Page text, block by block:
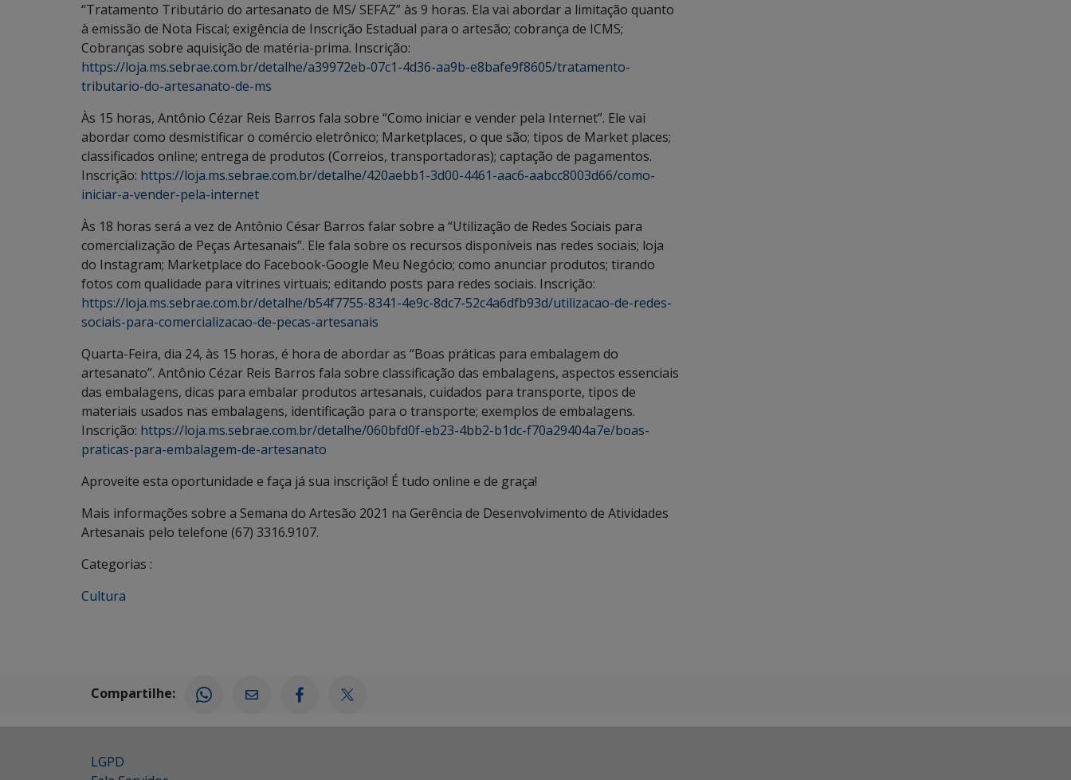
“Tratamento Tributário do artesanato de MS/ SEFAZ” às 9 horas. Ela vai abordar a limitação quanto
à emissão de Nota Fiscal; exigência de Inscrição Estadual para o artesão; cobrança de ICMS;
Cobranças sobre aquisição de matéria-prima. Inscrição:
https://loja.ms.sebrae.com.br/detalhe/a39972eb-07c1-4d36-aa9b-e8bafe9f8605/tratamento-
tributario-do-artesanato-de-ms
Às 15 horas, Antônio Cézar Reis Barros fala sobre “Como iniciar e vender pela Internet”. Ele vai
abordar como desmistificar o comércio eletrônico; Marketplaces, o que são; tipos de Market places;
classificados online; entrega de produtos (Correios, transportadoras); captação de pagamentos.
Inscrição: https://loja.ms.sebrae.com.br/detalhe/420aebb1-3d00-4461-aac6-aabcc8003d66/como-
iniciar-a-vender-pela-internet
Às 18 horas será a vez de Antônio César Barros falar sobre a “Utilização de Redes Sociais para
comercialização de Peças Artesanais”. Ele fala sobre os recursos disponíveis nas redes sociais; loja
do Instagram; Marketplace do Facebook-Google Meu Negócio; como anunciar produtos; tirando
fotos com qualidade para vitrines virtuais; editando posts para redes sociais. Inscrição:
https://loja.ms.sebrae.com.br/detalhe/b54f7755-8341-4e9c-8dc7-52c4a6dfb93d/utilizacao-de-redes-
sociais-para-comercializacao-de-pecas-artesanais
Quarta-Feira, dia 24, às 15 horas, é hora de abordar as “Boas práticas para embalagem do
artesanato”. Antônio Cézar Reis Barros fala sobre classificação das embalagens, aspectos essenciais
das embalagens, dicas para embalar produtos artesanais, cuidados para transporte, tipos de
materiais usados nas embalagens, identificação para o transporte; exemplos de embalagens.
Inscrição: https://loja.ms.sebrae.com.br/detalhe/060bfd0f-eb23-4bb2-b1dc-f70a29404a7e/boas-
praticas-para-embalagem-de-artesanato
Aproveite esta oportunidade e faça já sua inscrição! É tudo online e de graça!
Mais informações sobre a Semana do Artesão 2021 na Gerência de Desenvolvimento de Atividades
Artesanais pelo telefone (67) 3316.9107.
Categorias :
Cultura
Compartilhe:
LGPD